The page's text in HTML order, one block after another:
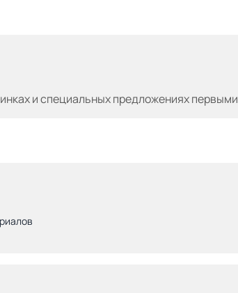
и специальных предложениях первыми